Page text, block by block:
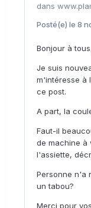
dans
Posté(e) le 8
Bonjour à
Je suis
m'intéresse à
ce post.
A part, la
Faut-il
de machine à
l'assiette,
Personne n'a
un tabou?
Merci pour